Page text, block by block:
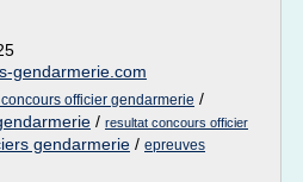
gendarmerie.com
officier gendarmerie /
/ resultat concours officier
gendarmerie / epreuves